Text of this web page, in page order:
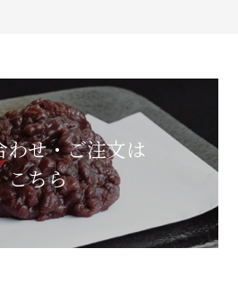
わせ・ご注文は
こちら